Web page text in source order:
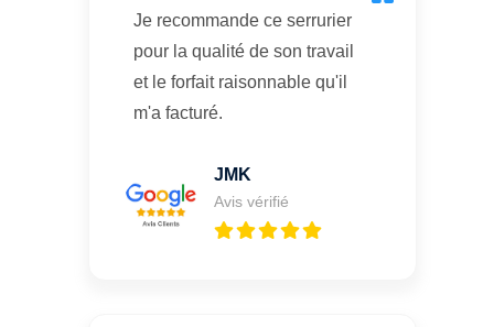
Je recommande ce serrurier
pour la qualité de son travail
et le forfait raisonnable qu'il
m'a facturé.
JMK
Avis vérifié